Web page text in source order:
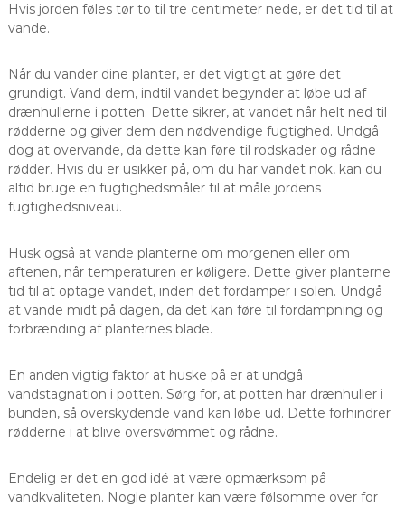
Hvis jorden føles tør to til tre centimeter nede, er det tid til at
vande.
Når du vander dine planter, er det vigtigt at gøre det
grundigt. Vand dem, indtil vandet begynder at løbe ud af
drænhullerne i potten. Dette sikrer, at vandet når helt ned til
rødderne og giver dem den nødvendige fugtighed. Undgå
dog at overvande, da dette kan føre til rodskader og rådne
rødder. Hvis du er usikker på, om du har vandet nok, kan du
altid bruge en fugtighedsmåler til at måle jordens
fugtighedsniveau.
Husk også at vande planterne om morgenen eller om
aftenen, når temperaturen er køligere. Dette giver planterne
tid til at optage vandet, inden det fordamper i solen. Undgå
at vande midt på dagen, da det kan føre til fordampning og
forbrænding af planternes blade.
En anden vigtig faktor at huske på er at undgå
vandstagnation i potten. Sørg for, at potten har drænhuller i
bunden, så overskydende vand kan løbe ud. Dette forhindrer
rødderne i at blive oversvømmet og rådne.
Endelig er det en god idé at være opmærksom på
vandkvaliteten. Nogle planter kan være følsomme over for